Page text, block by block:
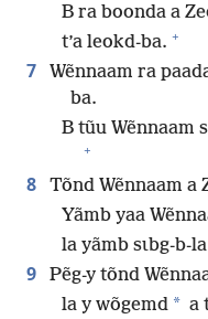
B ra boonda a
t’a leokd-ba. +
7 Wẽnnaam ra
ba.
B tũu Wẽnnaam
+
8 Tõnd Wẽnnaam a
Yãmb yaa
la yãmb sɩbg-b-la
9 Pẽg-y tõnd
la y wõgemd * a